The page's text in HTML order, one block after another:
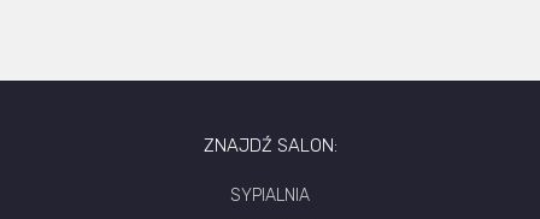
ZNAJDŹ SALON:
SYPIALNIA